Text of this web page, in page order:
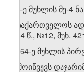
126-ე მუხლის მე-4
III. საქართველოს
1984 წ., №12, მუხ.
1. 164-ე მუხლის
„გამოიწვევს